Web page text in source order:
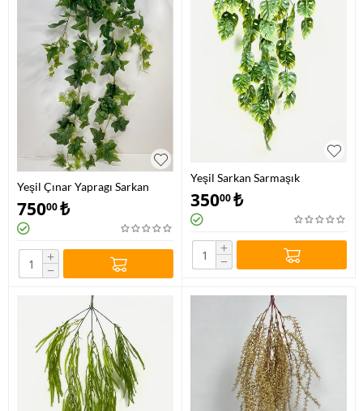
Yeşil Çınar Yapragı Sarkan
Yaprak Sarmaşık
75000₺
+
−
Yeşil Sarkan Sarmaşık
35000₺
+
−